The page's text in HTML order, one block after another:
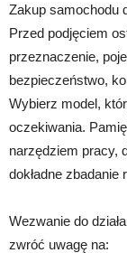
Zakup samochodu
Przed podjęciem
przeznaczenie,
bezpieczeństwo,
Wybierz model,
oczekiwania.
narzędziem pracy,
dokładne zbadanie
Wezwanie do
zwróć uwagę na: